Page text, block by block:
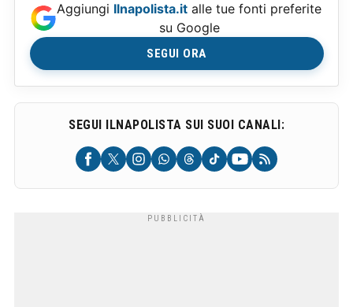
Aggiungi Ilnapolista.it alle tue fonti preferite
su Google
SEGUI ORA
SEGUI ILNAPOLISTA SUI SUOI CANALI: